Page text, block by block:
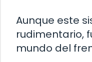
Aunque este
rudimentario,
mundo del